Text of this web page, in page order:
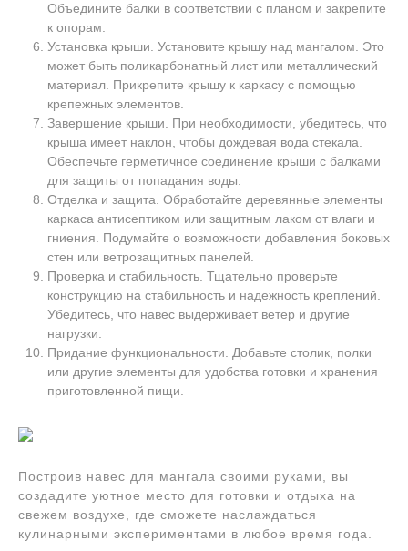
Объедините балки в соответствии с планом и закрепите
к опорам.
Установка крыши. Установите крышу над мангалом. Это
может быть поликарбонатный лист или металлический
материал. Прикрепите крышу к каркасу с помощью
крепежных элементов.
Завершение крыши. При необходимости, убедитесь, что
крыша имеет наклон, чтобы дождевая вода стекала.
Обеспечьте герметичное соединение крыши с балками
для защиты от попадания воды.
Отделка и защита. Обработайте деревянные элементы
каркаса антисептиком или защитным лаком от влаги и
гниения. Подумайте о возможности добавления боковых
стен или ветрозащитных панелей.
Проверка и стабильность. Тщательно проверьте
конструкцию на стабильность и надежность креплений.
Убедитесь, что навес выдерживает ветер и другие
нагрузки.
Придание функциональности. Добавьте столик, полки
или другие элементы для удобства готовки и хранения
приготовленной пищи.
Построив навес для мангала своими руками, вы
создадите уютное место для готовки и отдыха на
свежем воздухе, где сможете наслаждаться
кулинарными экспериментами в любое время года.